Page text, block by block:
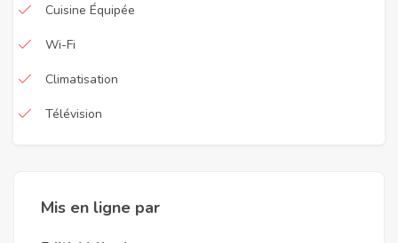
Cuisine Équipée
Wi-Fi
Climatisation
Télévision
Mis en ligne par